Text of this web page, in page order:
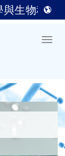
國立虎尾科技大學 環境科學與生物科技系(原生物科技系)